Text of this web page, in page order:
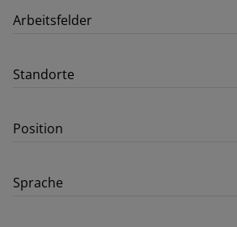
Arbeitsfelder
Standorte
Position
Sprache